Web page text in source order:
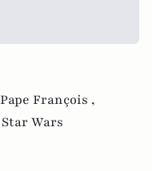
Pape François ,
Star Wars